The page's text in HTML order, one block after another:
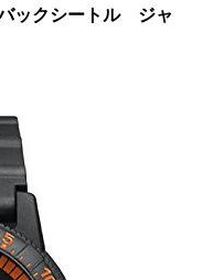
ックシートル ジャ